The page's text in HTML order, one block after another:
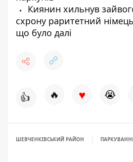
Киянин хильнув
схрону раритетний
що було далі
👍 🔥 ♥ 😭
ШЕВЧЕНКІВСЬКИЙ РАЙОН